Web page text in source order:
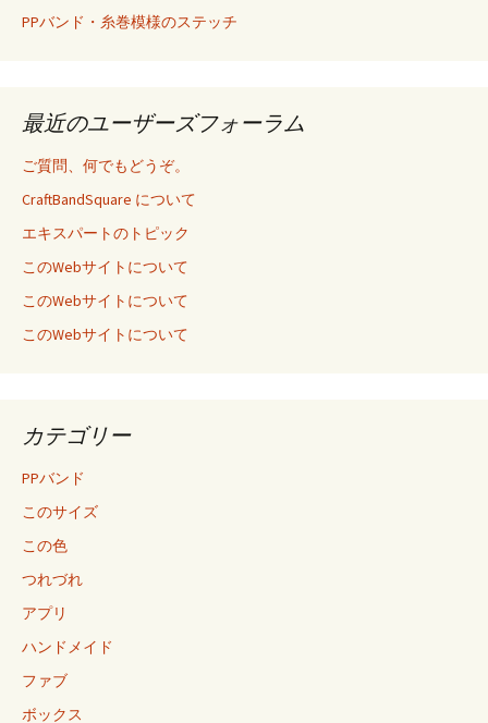
PPバンド・糸巻模様のステッチ
最近のユーザーズフォーラム
ご質問、何でもどうぞ。
CraftBandSquare について
エキスパートのトピック
このWebサイトについて
このWebサイトについて
このWebサイトについて
カテゴリー
PPバンド
このサイズ
この色
つれづれ
アプリ
ハンドメイド
ファブ
ボックス